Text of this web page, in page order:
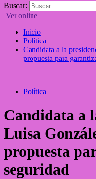
Buscar:
Ver online
Inicio
Política
Candidata a la
propuesta para
Política
Candidata a
Luisa
propuesta
seguridad